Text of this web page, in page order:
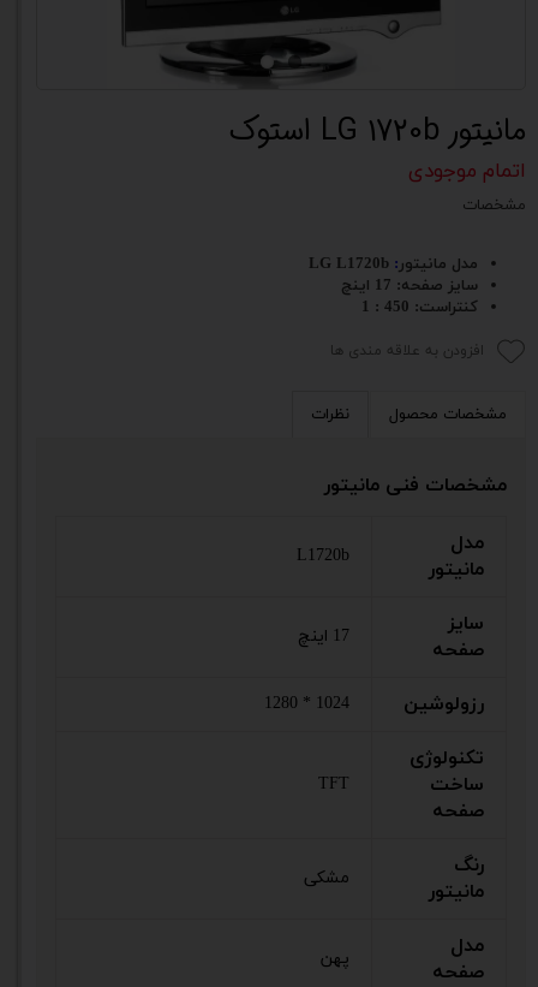
مانیتور LG 1720b استوک
اتمام موجودی
مشخصات
مدل مانیتور:
سایز صفحه: 17 اینچ
کنتراست: 450 : 1
افزودن به علاقه مندی ها
مشخصات محصول نظرات
مشخصات فنی مانیتور
مدل
مانیتور
L1720b
سایز
صفحه
17 اینچ
رزولوشین 1024 * 1280
تکنولوژی
ساخت
صفحه
TFT
رنگ
مانیتور
مشکی
مدل
صفحه
پهن